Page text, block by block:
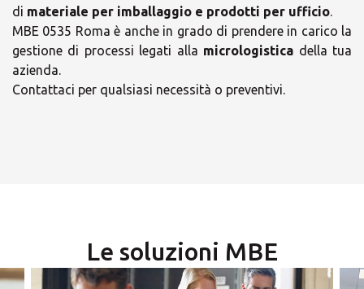
di materiale per imballaggio e prodotti per ufficio.
MBE 0535 Roma è anche in grado di prendere in carico la
gestione di processi legati alla micrologistica della tua
azienda.
Contattaci per qualsiasi necessità o preventivi.
Le soluzioni MBE
×
×
Scegli il tuo Centro
Orari
lunedì
08:30 - 18:30
-